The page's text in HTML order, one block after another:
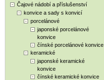
Čajové nádobí a příslušenství
konvice a sady s konvicí
porcelánové
japonské porcelánové
konvice
čínské porcelánové konvice
keramické
japonské keramické
konvice
čínské keramické konvice